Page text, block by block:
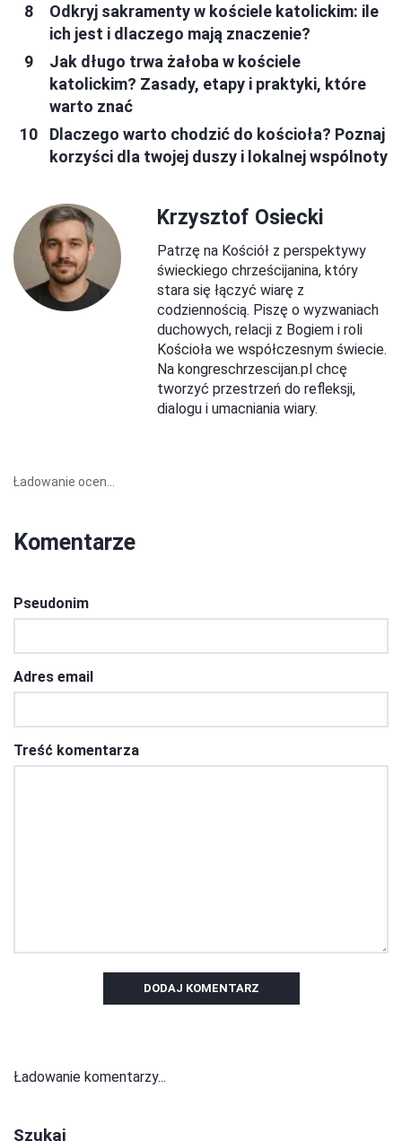
Odkryj sakramenty w kościele katolickim: ile
ich jest i dlaczego mają znaczenie?
Jak długo trwa żałoba w kościele
katolickim? Zasady, etapy i praktyki, które
warto znać
Dlaczego warto chodzić do kościoła? Poznaj
korzyści dla twojej duszy i lokalnej wspólnoty
Krzysztof Osiecki
Patrzę na Kościół z perspektywy
świeckiego chrześcijanina, który
stara się łączyć wiarę z
codziennością. Piszę o wyzwaniach
duchowych, relacji z Bogiem i roli
Kościoła we współczesnym świecie.
Na kongreschrzescijan.pl chcę
tworzyć przestrzeń do refleksji,
dialogu i umacniania wiary.
Ładowanie ocen...
Komentarze
Pseudonim
Adres email
Treść komentarza
DODAJ KOMENTARZ
Ładowanie komentarzy...
Szukaj